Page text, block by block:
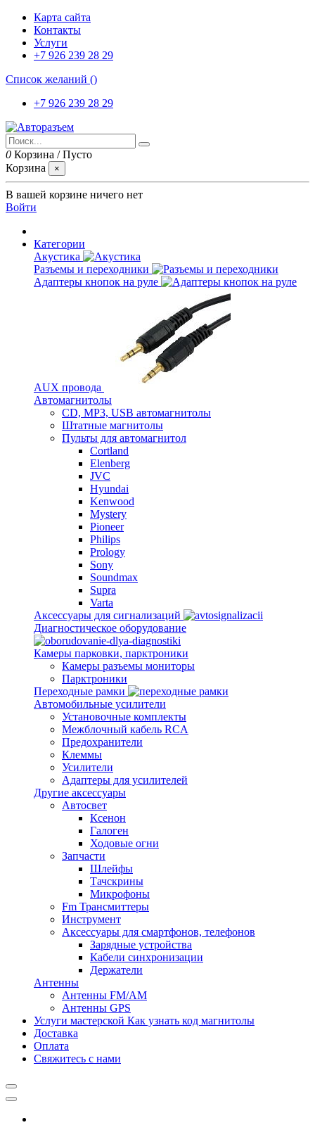
Карта сайта
Контакты
Услуги
+7 926 239 28 29
Список желаний ()
+7 926 239 28 29
0 Корзина /Пусто
Корзина
×
В вашей корзине ничего нет
Войти
Категории
Акустика
Разъемы и переходники
Адаптеры кнопок на руле
AUX провода
Автомагнитолы
CD, MP3, USB автомагнитолы
Штатные магнитолы
Пульты для автомагнитол
Cortland
Elenberg
JVC
Hyundai
Kenwood
Mystery
Pioneer
Philips
Prology
Sony
Soundmax
Supra
Varta
Аксессуары для сигнализаций
Диагностическое оборудование
Камеры парковки, парктроники
Камеры разъемы мониторы
Парктроники
Переходные рамки
Автомобильные усилители
Установочные комплекты
Межблочный кабель RCA
Предохранители
Клеммы
Усилители
Адаптеры для усилителей
Другие аксессуары
Автосвет
Ксенон
Галоген
Ходовые огни
Запчасти
Шлейфы
Тачскрины
Микрофоны
Fm Трансмиттеры
Инструмент
Аксессуары для смартфонов, телефонов
Зарядные устройства
Кабели синхронизации
Держатели
Антенны
Антенны FM/AM
Антенны GPS
Услуги мастерской Как узнать код магнитолы
Доставка
Оплата
Свяжитесь с нами